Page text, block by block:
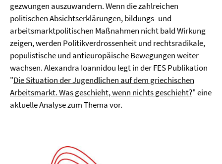
gezwungen auszuwandern. Wenn die zahlreichen
politischen Absichtserklärungen, bildungs- und
arbeitsmarktpolitischen Maßnahmen nicht bald Wirkung
zeigen, werden Politikverdrossenheit und rechtsradikale,
populistische und antieuropäische Bewegungen weiter
wachsen. Alexandra Ioannidou legt in der FES Publikation
"Die Situation der Jugendlichen auf dem griechischen
Arbeitsmarkt. Was geschieht, wenn nichts geschieht?" eine
aktuelle Analyse zum Thema vor.